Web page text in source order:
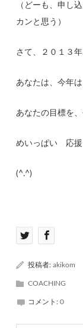
（どーも、申し
カンと思う）
さて、２０１３年
あなたは、今年
あなたの目標を
めいっぱい 応援
(^.^)
投稿者:akikom
COACHING
コメント:0